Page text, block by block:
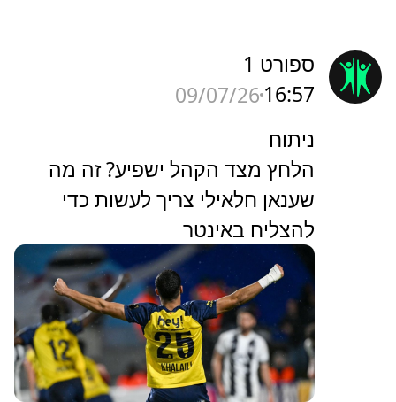
ספורט 1
16:57
09/07/26
ניתוח
הלחץ מצד הקהל ישפיע? זה מה
שענאן חלאילי צריך לעשות כדי
להצליח באינטר